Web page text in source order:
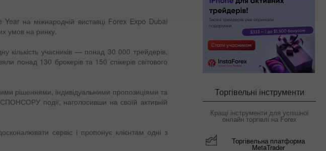
на міжнародній виставці Forex Expo Dubai
умов на ринку.
кількість учасників — понад 30 000 трейдерів,
понад 130 брокерів та 150 спікерів світового
рішеннями, індивідуальними пропозиціями та
події, наголосивши на своїй активній
сервіс і пропонує клієнтам одні з
Торгівельні інструменти
Кращі інструменти для успішної
онлайн торгівлі на Forex
Торгівельна платформа
MetaTrader